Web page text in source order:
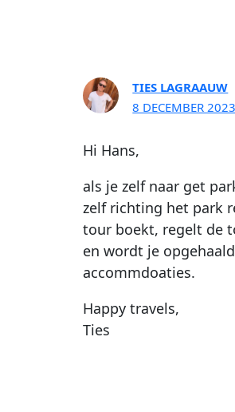
TIES LAGRAAUW
8 DECEMBER
Hi Hans,
als je zelf naar get
zelf richting het park
tour boekt, regelt de
en wordt je
accommdoaties.
Happy travels,
Ties